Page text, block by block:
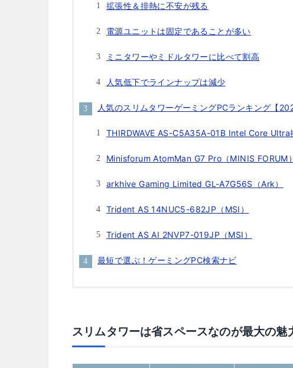
拡張性＆排熱に不安が残る
電源ユニットは固定であることが多い
ミニタワーやミドルタワーに比べて割高
人気低下でラインナップは減少
人気のスリムタワーゲーミングPCランキング【
THIRDWAVE AS-C5A35A-01B Intel Core Ultra
Minisforum AtomMan G7 Pro（MINIS FORUM）
arkhive Gaming Limited GL-A7G56S（Ark）
Trident AS 14NUC5-682JP（MSI）
Trident AS AI 2NVP7-019JP（MSI）
最短で選ぶ！ゲーミングPC検索ナビ
スリムタワーは省スペースなのが最大の魅